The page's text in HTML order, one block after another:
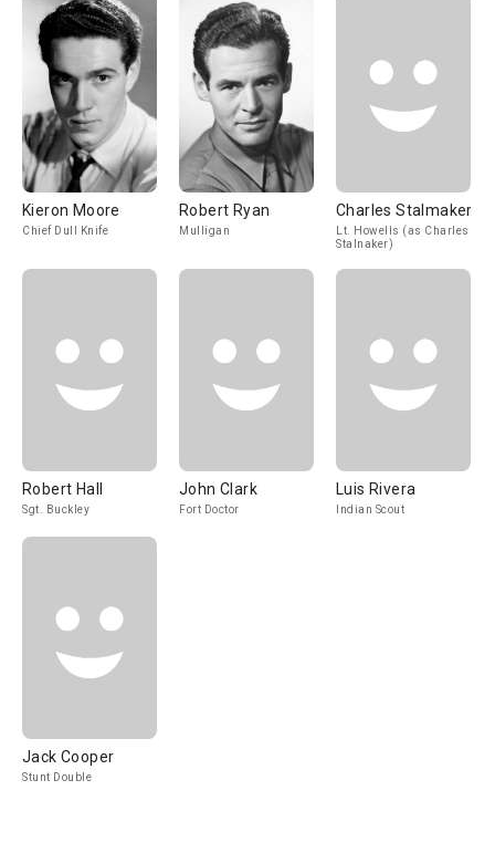
Kieron Moore
Chief Dull Knife
Robert Ryan
Mulligan
Charles Stalmaker
Lt. Howells (as Charles
Stalnaker)
Robert Hall
Sgt. Buckley
John Clark
Fort Doctor
Luis Rivera
Indian Scout
Jack Cooper
Stunt Double